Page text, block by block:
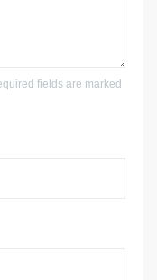
fields are marked